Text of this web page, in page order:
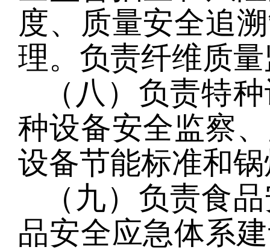
度、质量安全追
理。负责纤维质
（八）负责特
种设备安全监察
设备节能标准和
（九）负责食
品安全应急体系